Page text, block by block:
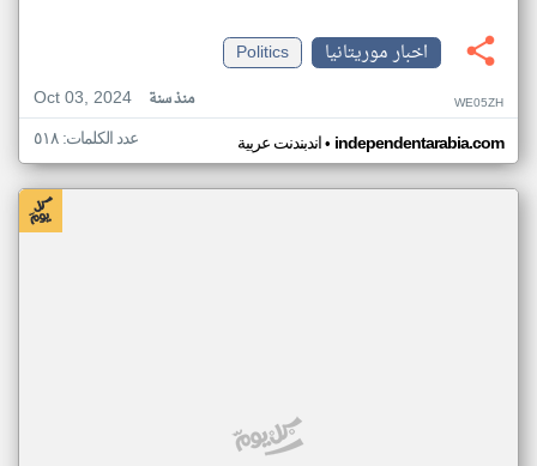
اخبار موريتانيا
Politics
Oct 03, 2024
منذ سنة WE05ZH
اندبندنت عربية• independentarabia.com عدد الكلمات: ٥١٨